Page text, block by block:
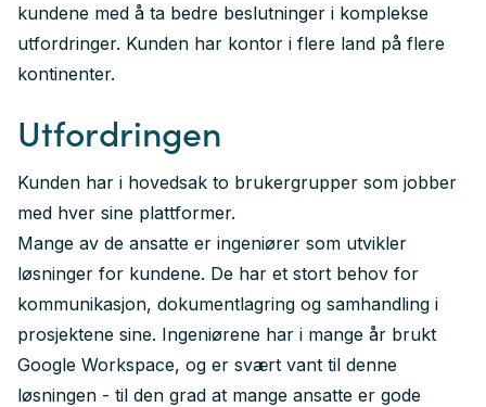
kundene med å ta bedre beslutninger i komplekse
utfordringer. Kunden har kontor i flere land på flere
kontinenter.
Utfordringen
Kunden har i hovedsak to brukergrupper som jobber
med hver sine plattformer.
Mange av de ansatte er ingeniører som utvikler
løsninger for kundene. De har et stort behov for
kommunikasjon, dokumentlagring og samhandling i
prosjektene sine. Ingeniørene har i mange år brukt
Google Workspace, og er svært vant til denne
løsningen - til den grad at mange ansatte er gode